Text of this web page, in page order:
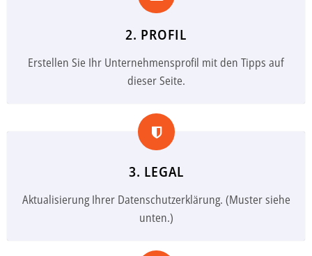
2. PROFIL
Erstellen Sie Ihr Unternehmensprofil mit den Tipps auf
dieser Seite.
3. LEGAL
Aktualisierung Ihrer Datenschutzerklärung. (Muster siehe
unten.)